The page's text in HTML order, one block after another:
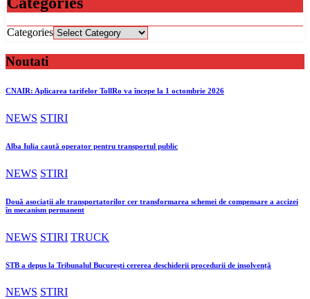
Categories
Noutati
CNAIR: Aplicarea tarifelor TollRo va începe la 1 octombrie 2026
NEWS STIRI
Alba Iulia caută operator pentru transportul public
NEWS STIRI
Două asociații ale transportatorilor cer transformarea schemei de compensare a accizei
în mecanism permanent
NEWS STIRI TRUCK
STB a depus la Tribunalul București cererea deschiderii procedurii de insolvență
NEWS STIRI